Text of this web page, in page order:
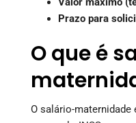
Prazo para
O que é
O salário-maternidade